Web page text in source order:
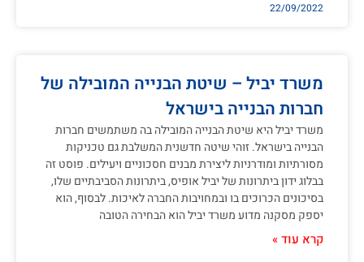
22/09/2022
משרד יביל – שיטת הבנייה המובילה של
חברות הבנייה בישראל
משרד יביל היא שיטת הבנייה המובילה בה משתמשים חברות
הבנייה בישראל. זוהי שיטה חדשנית המשלבת גם טכניקות
מסורתיות ומודרניות ליצירת מבנים חסכוניים ויעילים. פוסט זה
בבלוג ידון ביתרונות של יביל אופיס, ביתרונות הסביבתיים שלו,
בסיכונים הכרוכים בו ובמחויבות החברה לאיכות. לבסוף, הוא
יספק מסקנה מדוע משרד יביל הוא הבחירה הטובה
קרא עוד »